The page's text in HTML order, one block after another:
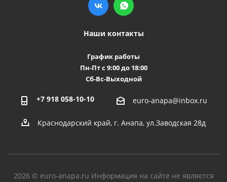
Наши контакты
График работы
Пн-Пт с 9:00 до 18:00
Сб-Вс-Выходной
+7 918 058-10-10 euro-anapa@inbox.ru
Краснодарский край, г. Анапа, ул.Заводская 28д
2026 © euro-anapa.ru Информация на сайте не является